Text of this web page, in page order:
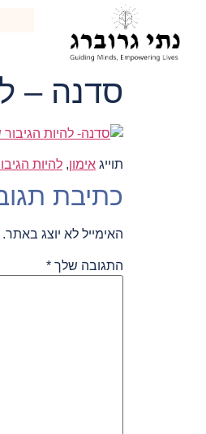
סדנה –
תוייג אימון, להיות
כתיבת
האימייל לא יוצג באתר.
התגובה שלך *